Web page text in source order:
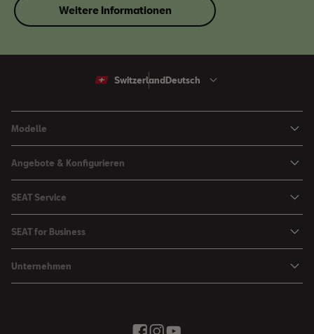
Weitere Informationen
Switzerland Deutsch
Modelle
Ibiza
Leon Sportstourer
Leon
Ateca
Angebote & Konfigurieren
Angebote
Kataloge und Preislisten
SEAT Occasionen
Zubehör Shop
SEAT Service
SEAT Service
Zubehör & Accessoires
SEAT for Business
Angebote
Unternehmen